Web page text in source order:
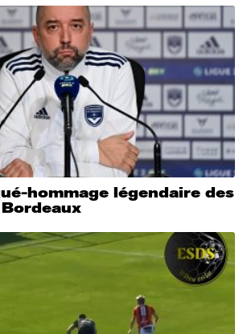
hommage légendaire des